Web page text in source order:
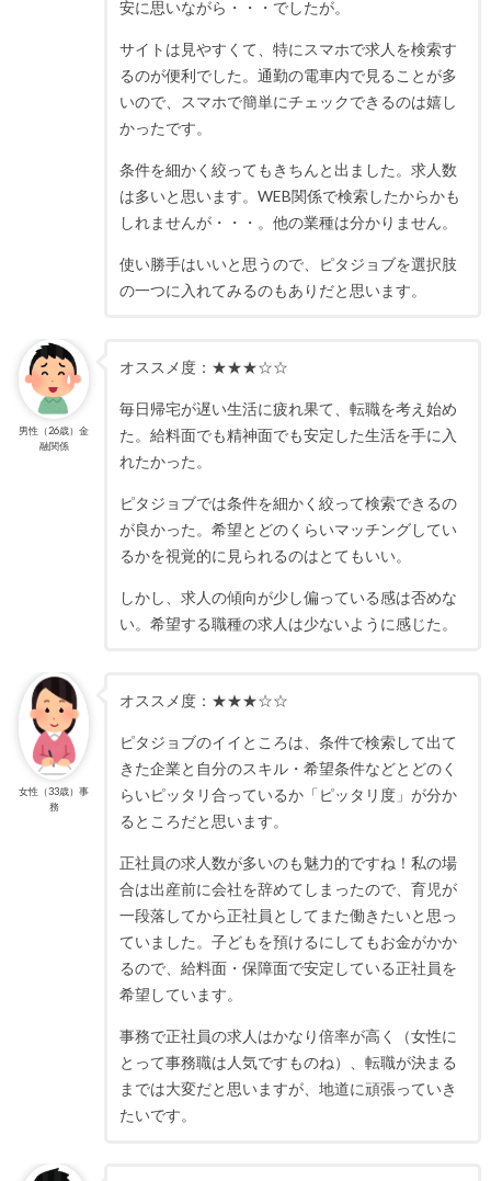
安に思いながら・・・でしたが。
サイトは見やすくて、特にスマホで求人を検索す
るのが便利でした。通勤の電車内で見ることが多
いので、スマホで簡単にチェックできるのは嬉し
かったです。
条件を細かく絞ってもきちんと出ました。求人数
は多いと思います。WEB関係で検索したからかも
しれませんが・・・。他の業種は分かりません。
使い勝手はいいと思うので、ピタジョブを選択肢
の一つに入れてみるのもありだと思います。
男性（26歳）金
融関係
オススメ度：★★★☆☆
毎日帰宅が遅い生活に疲れ果て、転職を考え始め
た。給料面でも精神面でも安定した生活を手に入
れたかった。
ピタジョブでは条件を細かく絞って検索できるの
が良かった。希望とどのくらいマッチングしてい
るかを視覚的に見られるのはとてもいい。
しかし、求人の傾向が少し偏っている感は否めな
い。希望する職種の求人は少ないように感じた。
女性（33歳）事
務
オススメ度：★★★☆☆
ピタジョブのイイところは、条件で検索して出て
きた企業と自分のスキル・希望条件などとどのく
らいピッタリ合っているか「ピッタリ度」が分か
るところだと思います。
正社員の求人数が多いのも魅力的ですね！私の場
合は出産前に会社を辞めてしまったので、育児が
一段落してから正社員としてまた働きたいと思っ
ていました。子どもを預けるにしてもお金がかか
るので、給料面・保障面で安定している正社員を
希望しています。
事務で正社員の求人はかなり倍率が高く（女性に
とって事務職は人気ですものね）、転職が決まる
までは大変だと思いますが、地道に頑張っていき
たいです。